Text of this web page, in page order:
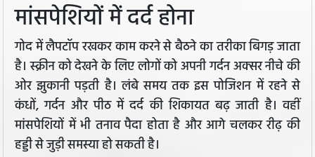
मांसपेशियों में दर्द होना
गोद में लैपटॉप रखकर काम करने से बैठने का तरीका बिगड़ जाता
है। स्क्रीन को देखने के लिए लोगों को अपनी गर्दन अक्सर नीचे की
ओर झुकानी पड़ती है। लंबे समय तक इस पोजिशन में रहने से
कंधों, गर्दन और पीठ में दर्द की शिकायत बढ़ जाती है। वहीं
मांसपेशियों में भी तनाव पैदा होता है और आगे चलकर रीढ़ की
हड्डी से जुड़ी समस्या हो सकती है।